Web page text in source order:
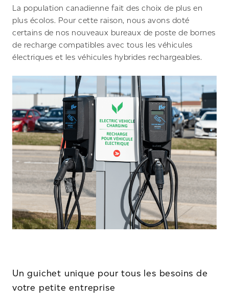
La population canadienne fait des choix de plus en
plus écolos. Pour cette raison, nous avons doté
certains de nos nouveaux bureaux de poste de bornes
de recharge compatibles avec tous les véhicules
électriques et les véhicules hybrides rechargeables.
Un guichet unique pour tous les besoins de
votre petite entreprise